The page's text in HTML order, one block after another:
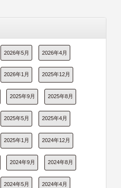
2026年5月 2026年4月
2026年1月 2025年12月
2025年9月 2025年8月
2025年5月 2025年4月
2025年1月 2024年12月
2024年9月 2024年8月
2024年5月 2024年4月